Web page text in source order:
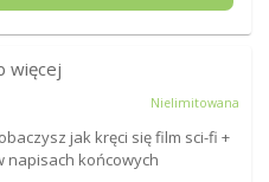
więcej
Nielimitowana
jak kręci się film sci-fi +
napisach końcowych